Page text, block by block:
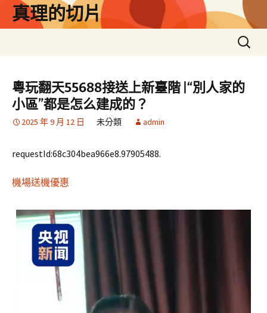
真理的切片
搜
尋
鍵
字:
粵玩翻天55688接送上新臺階 |“別人家的
小區”都是怎么建成的？
2025 年 9 月 12 日 未分類 admin
requestId:68c304bea966e8.97905488.
機場送機優惠